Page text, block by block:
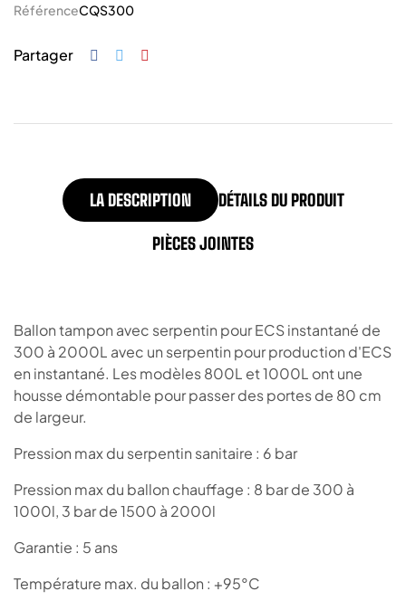
RéférenceCQS300
Partager
LA DESCRIPTION DÉTAILS DU PRODUIT
PIÈCES JOINTES
Ballon tampon avec serpentin pour ECS instantané de
300 à 2000L avec un serpentin pour production d'ECS
en instantané. Les modèles 800L et 1000L ont une
housse démontable pour passer des portes de 80 cm
de largeur.
Pression max du serpentin sanitaire : 6 bar
Pression max du ballon chauffage : 8 bar de 300 à
1000l, 3 bar de 1500 à 2000l
Garantie : 5 ans
Température max. du ballon : +95°C